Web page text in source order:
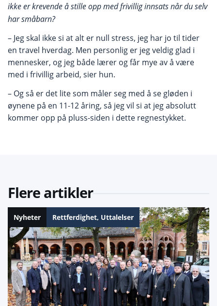
ikke er krevende å stille opp med frivillig innsats når du selv
har småbarn?
– Jeg skal ikke si at alt er null stress, jeg har jo til tider
en travel hverdag. Men personlig er jeg veldig glad i
mennesker, og jeg både lærer og får mye av å være
med i frivillig arbeid, sier hun.
– Og så er det lite som måler seg med å se gløden i
øynene på en 11-12 åring, så jeg vil si at jeg absolutt
kommer opp på pluss-siden i dette regnestykket.
Flere artikler
Nyheter Rettferdighet, Uttalelser